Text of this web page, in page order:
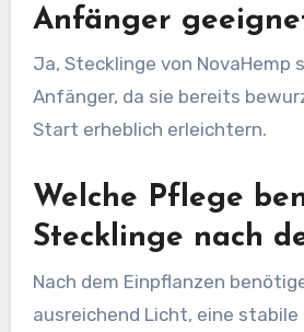
Anfänger
Ja, Stecklinge von NovaHemp
Anfänger, da sie bereits
Start erheblich erleichtern.
Welche Pflege
Stecklinge nach
Nach dem Einpflanzen
ausreichend Licht, eine